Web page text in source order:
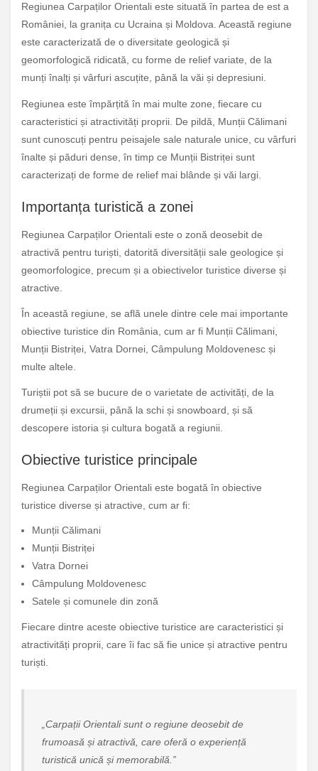
Regiunea Carpaților Orientali este situată în partea de est a
României, la granița cu Ucraina și Moldova. Această regiune
este caracterizată de o diversitate geologică și
geomorfologică ridicată, cu forme de relief variate, de la
munți înalți și vârfuri ascuțite, până la văi și depresiuni.
Regiunea este împărțită în mai multe zone, fiecare cu
caracteristici și atractivități proprii. De pildă, Munții Călimani
sunt cunoscuți pentru peisajele sale naturale unice, cu vârfuri
înalte și păduri dense, în timp ce Munții Bistriței sunt
caracterizați de forme de relief mai blânde și văi largi.
Importanța turistică a zonei
Regiunea Carpaților Orientali este o zonă deosebit de
atractivă pentru turiști, datorită diversității sale geologice și
geomorfologice, precum și a obiectivelor turistice diverse și
atractive.
În această regiune, se află unele dintre cele mai importante
obiective turistice din România, cum ar fi Munții Călimani,
Munții Bistriței, Vatra Dornei, Câmpulung Moldovenesc și
multe altele.
Turiștii pot să se bucure de o varietate de activități, de la
drumeții și excursii, până la schi și snowboard, și să
descopere istoria și cultura bogată a regiunii.
Obiective turistice principale
Regiunea Carpaților Orientali este bogată în obiective
turistice diverse și atractive, cum ar fi:
Munții Călimani
Munții Bistriței
Vatra Dornei
Câmpulung Moldovenesc
Satele și comunele din zonă
Fiecare dintre aceste obiective turistice are caracteristici și
atractivități proprii, care îi fac să fie unice și atractive pentru
turiști.
„Carpații Orientali sunt o regiune deosebit de
frumoasă și atractivă, care oferă o experiență
turistică unică și memorabilă.”